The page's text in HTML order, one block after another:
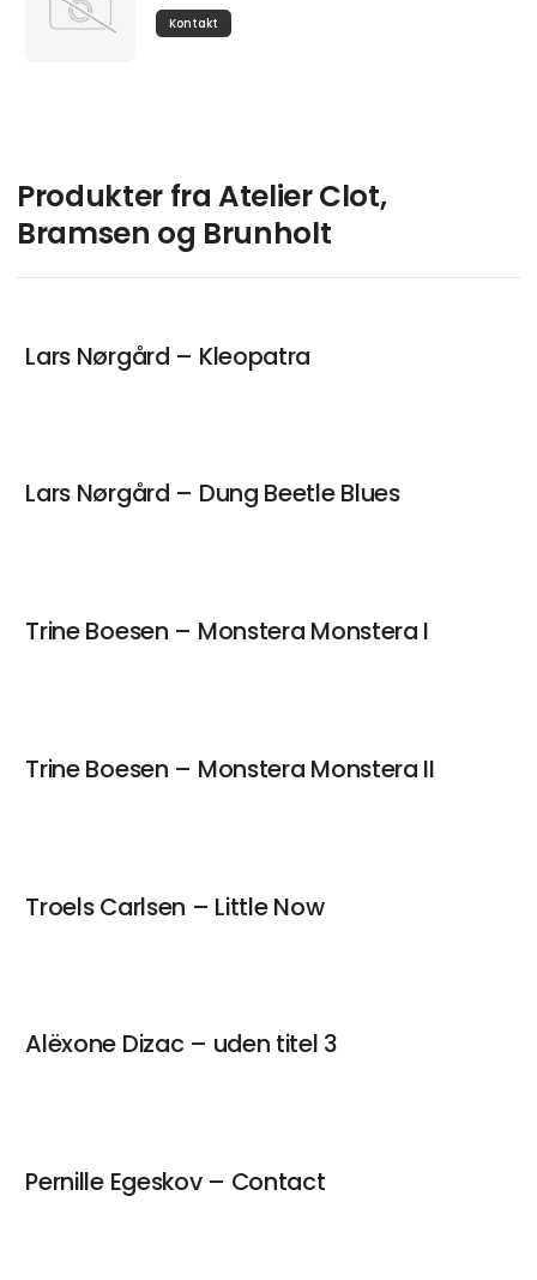
Kontakt
Produkter fra Atelier Clot,
Bramsen og Brunholt
Lars Nørgård – Kleopatra
Lars Nørgård – Dung Beetle Blues
Trine Boesen – Monstera Monstera I
Trine Boesen – Monstera Monstera II
Troels Carlsen – Little Now
Alëxone Dizac – uden titel 3
Pernille Egeskov – Contact